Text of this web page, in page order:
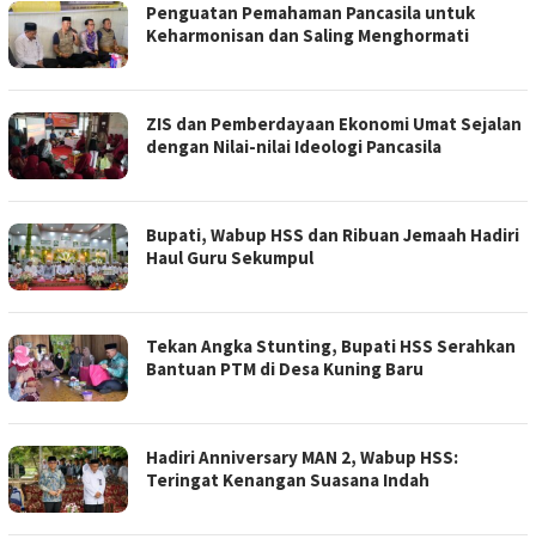
Penguatan Pemahaman Pancasila untuk
Keharmonisan dan Saling Menghormati
ZIS dan Pemberdayaan Ekonomi Umat Sejalan
dengan Nilai-nilai Ideologi Pancasila
Bupati, Wabup HSS dan Ribuan Jemaah Hadiri
Haul Guru Sekumpul
Tekan Angka Stunting, Bupati HSS Serahkan
Bantuan PTM di Desa Kuning Baru
Hadiri Anniversary MAN 2, Wabup HSS:
Teringat Kenangan Suasana Indah